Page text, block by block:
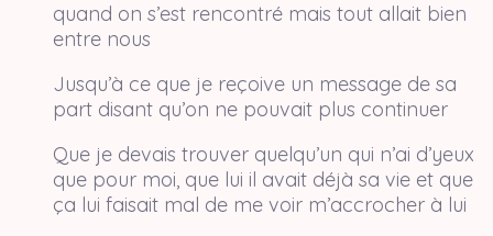
quand on s’est rencontré mais tout allait bien
entre nous
Jusqu’à ce que je reçoive un message de sa
part disant qu’on ne pouvait plus continuer
Que je devais trouver quelqu’un qui n’ai d’yeux
que pour moi, que lui il avait déjà sa vie et que
ça lui faisait mal de me voir m’accrocher à lui